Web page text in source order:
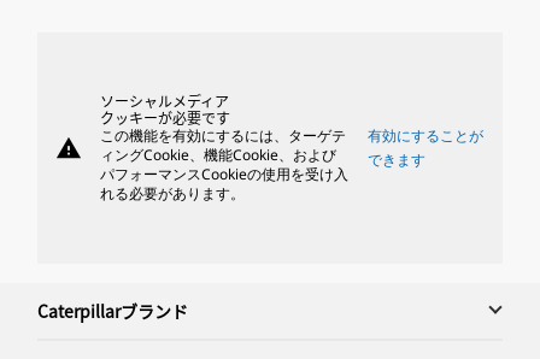
warning
ソーシャルメディア
クッキーが必要です
この機能を有効にするには、ターゲテ
ィングCookie、機能Cookie、および
パフォーマンスCookieの使用を受け入
れる必要があります。
有効にすることが
できます
Caterpillarブランド